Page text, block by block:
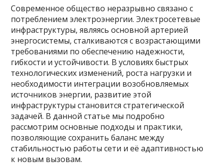
Современное общество неразрывно связано с
потреблением электроэнергии. Электросетевые
инфраструктуры, являясь основной артерией
энергосистемы, сталкиваются с возрастающими
требованиями по обеспечению надежности,
гибкости и устойчивости. В условиях быстрых
технологических изменений, роста нагрузки и
необходимости интеграции возобновляемых
источников энергии, развитие этой
инфраструктуры становится стратегической
задачей. В данной статье мы подробно
рассмотрим основные подходы и практики,
позволяющие сохранить баланс между
стабильностью работы сети и её адаптивностью
к новым вызовам.